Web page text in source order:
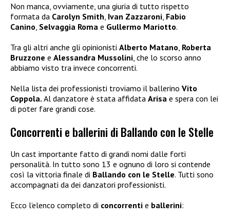
Non manca, ovviamente, una giuria di tutto rispetto
formata da Carolyn Smith Ivan Zazzaroni Fabio
Canino Selvaggia Roma e Gullermo Mariotto.
Tra gli altri anche gli opinionisti Alberto Matano Roberta
Bruzzone e Alessandra Mussolini , che lo scorso anno
abbiamo visto tra invece concorrenti.
Nella lista dei professionisti troviamo il ballerino Vito
Coppola. Al danzatore è stata affidata Arisa e spera con lei
di poter fare grandi cose.
Concorrenti e ballerini di Ballando con le Stelle
Un cast importante fatto di grandi nomi dalle forti
personalità. In tutto sono 13 e ognuno di loro si contende
così la vittoria finale di Ballando con le Stelle. Tutti sono
accompagnati da dei danzatori professionisti.
Ecco l’elenco completo di concorrenti e ballerini: